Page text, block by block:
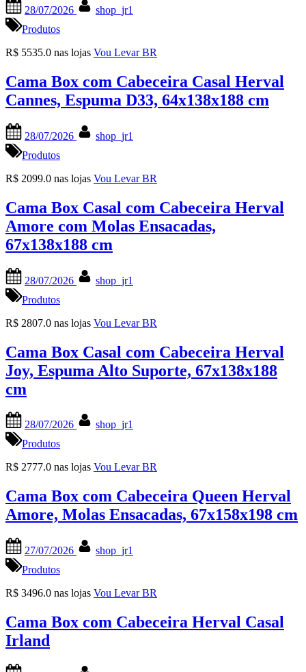
on
28/07/2026
shop_jr1
Produtos
R$ 5535.0 nas lojas Vou Levar BR
Cama Box com Cabeceira Casal Herval
Cannes, Espuma D33, 64x138x188 cm
on
28/07/2026
shop_jr1
Produtos
R$ 2099.0 nas lojas Vou Levar BR
Cama Box Casal com Cabeceira Herval
Amore com Molas Ensacadas,
67x138x188 cm
on
28/07/2026
shop_jr1
Produtos
R$ 2807.0 nas lojas Vou Levar BR
Cama Box Casal com Cabeceira Herval
Joy, Espuma Alto Suporte, 67x138x188
cm
on
28/07/2026
shop_jr1
Produtos
R$ 2777.0 nas lojas Vou Levar BR
Cama Box com Cabeceira Queen Herval
Amore, Molas Ensacadas, 67x158x198 cm
on
27/07/2026
shop_jr1
Produtos
R$ 3496.0 nas lojas Vou Levar BR
Cama Box com Cabeceira Herval Casal
Irland